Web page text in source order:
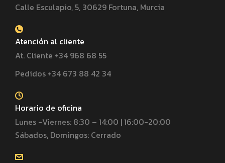
Calle Esculapio, 5, 30629 Fortuna, Murcia
Atención al cliente
At. Cliente +34 968 68 55
Pedidos +34 673 88 42 34
Horario de oficina
Lunes -Viernes: 8:30 – 14:00 | 16:00-20:00
Sábados, Domingos: Cerrado